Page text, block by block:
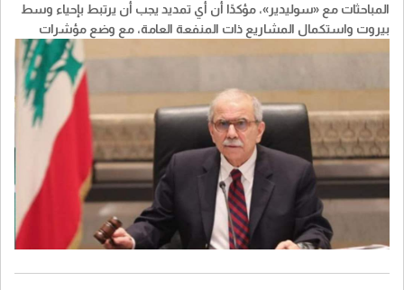
المباحثات مع «سوليدير»، مؤكدًا أن أي تمديد يجب أن يرتبط بإحياء وسط
بيروت واستكمال المشاريع ذات المنفعة العامة، مع وضع مؤشرات